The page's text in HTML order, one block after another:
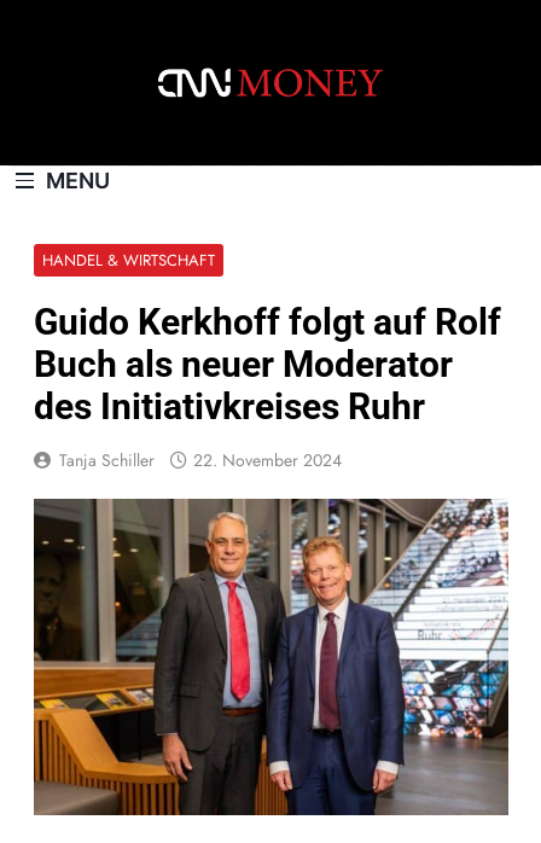
MENU
HANDEL & WIRTSCHAFT
Guido Kerkhoff folgt auf Rolf
Buch als neuer Moderator
des Initiativkreises Ruhr
Tanja Schiller 22. November 2024